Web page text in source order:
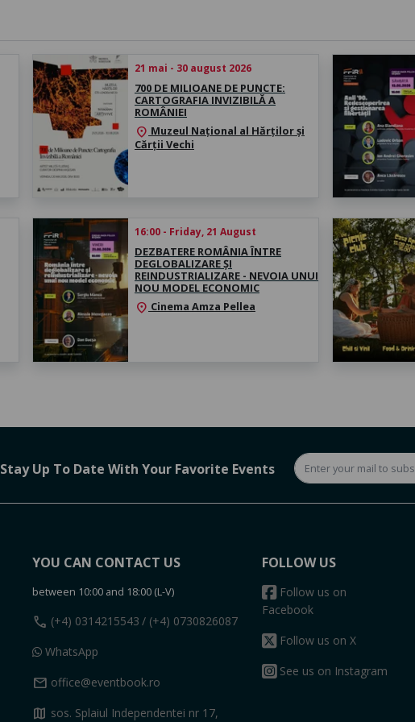
21 mai - 30 august 2026
700 DE MILIOANE DE PUNCTE:
CARTOGRAFIA INVIZIBILĂ A
ROMÂNIEI
location_on Muzeul Național al Hărților și
Cărții Vechi
16:00 - Friday, 21 August
DEZBATERE ROMÂNIA ÎNTRE
DEGLOBALIZARE ȘI
REINDUSTRIALIZARE - NEVOIA UNUI
NOU MODEL ECONOMIC
location_on Cinema Amza Pellea
Stay Up To Date With Your Favorite Events
YOU CAN CONTACT US
between 10:00 and 18:00 (L-V)
call (+4) 0314215543 / (+4) 0730826087
WhatsApp
mail office@eventbook.ro
map sos. Splaiul Independentei nr 17,
FOLLOW US
Follow us on
Facebook
Follow us on X
See us on Instagram